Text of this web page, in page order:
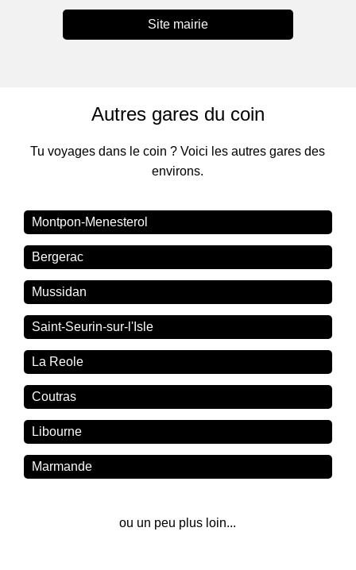
Site mairie
Autres gares du coin
Tu voyages dans le coin ? Voici les autres gares des
environs.
Montpon-Menesterol
Bergerac
Mussidan
Saint-Seurin-sur-l'Isle
La Reole
Coutras
Libourne
Marmande
ou un peu plus loin...